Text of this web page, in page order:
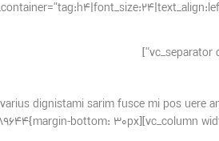
dignistami sarim fusce mi pos uere
3″][vc_separator css=”.vc_custom_1494428989644{margin-bottom: 30px